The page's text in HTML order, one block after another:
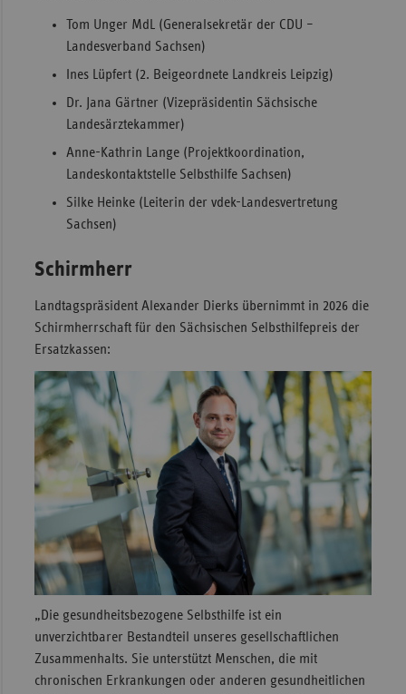
Tom Unger MdL (Generalsekretär der CDU –
Landesverband Sachsen)
Ines Lüpfert (2. Beigeordnete Landkreis Leipzig)
Dr. Jana Gärtner (Vizepräsidentin Sächsische
Landesärztekammer)
Anne-Kathrin Lange (Projektkoordination,
Landeskontaktstelle Selbsthilfe Sachsen)
Silke Heinke (Leiterin der vdek-Landesvertretung
Sachsen)
Schirmherr
Landtagspräsident Alexander Dierks übernimmt in 2026 die
Schirmherrschaft für den Sächsischen Selbsthilfepreis der
Ersatzkassen:
„Die gesundheitsbezogene Selbsthilfe ist ein
unverzichtbarer Bestandteil unseres gesellschaftlichen
Zusammenhalts. Sie unterstützt Menschen, die mit
chronischen Erkrankungen oder anderen gesundheitlichen